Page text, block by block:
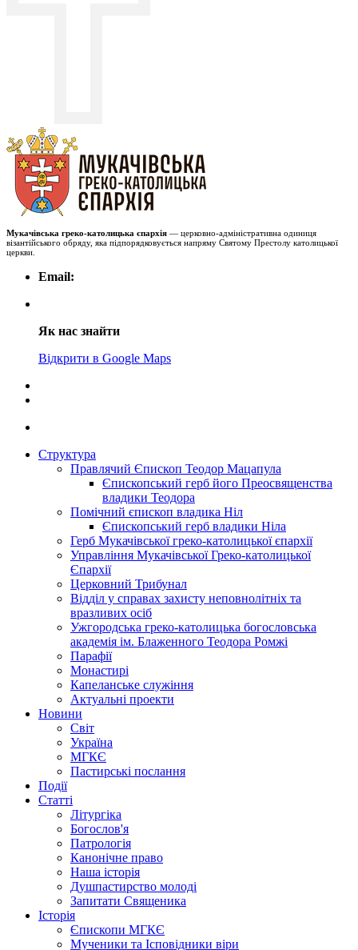
Мукачівська греко-католицька єпархія — церковно-адміністративна одиниця
візантійського обряду, яка підпорядковується напряму Святому Престолу католицької
церкви.
Email:
Як нас знайти
Відкрити в Google Maps
Структура
Правлячий Єпископ Теодор Мацапула
Єпископський герб його Преосвященства
владики Теодора
Помічний єпископ владика Ніл
Єпископський герб владики Ніла
Герб Мукачівської греко-католицької єпархії
Управління Мукачівської Греко-католицької
Єпархії
Церковний Трибунал
Відділ у справах захисту неповнолітніх та
вразливих осіб
Ужгородська греко-католицька богословська
академія ім. Блаженного Теодора Ромжі
Парафії
Монастирі
Капеланське служіння
Актуальні проекти
Новини
Світ
Україна
МГКЄ
Пастирські послання
Події
Статті
Літургіка
Богослов'я
Патрологія
Канонічне право
Наша історія
Душпастирство молоді
Запитати Священика
Історія
Єпископи МГКЄ
Мученики та Ісповідники віри